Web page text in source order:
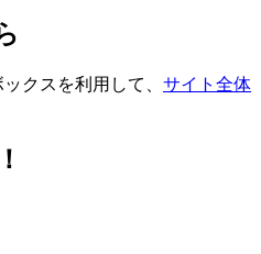
クスを利用して、 サイト全体